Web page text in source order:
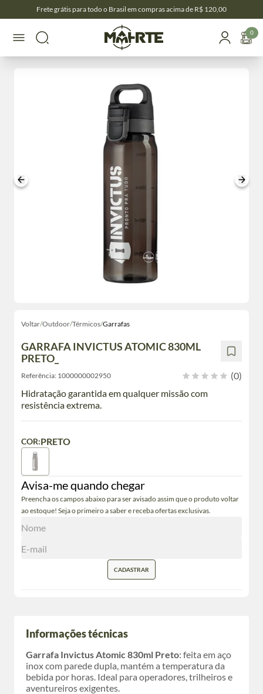
Frete grátis para todo o Brasil em compras acima de R$ 120,00
0
Voltar/Outdoor/Térmicos/Garrafas
GARRAFA INVICTUS ATOMIC 830ML
PRETO_
Referência: 1000000002950
(0)
Hidratação garantida em qualquer missão com
resistência extrema.
COR:PRETO
Avisa-me quando chegar
Preencha os campos abaixo para ser avisado assim que o produto voltar
ao estoque! Seja o primeiro a saber e receba ofertas exclusivas.
CADASTRAR
Informações técnicas
Garrafa Invictus Atomic 830ml Preto: feita em aço
inox com parede dupla, mantém a temperatura da
bebida por horas. Ideal para operadores, trilheiros e
aventureiros exigentes.